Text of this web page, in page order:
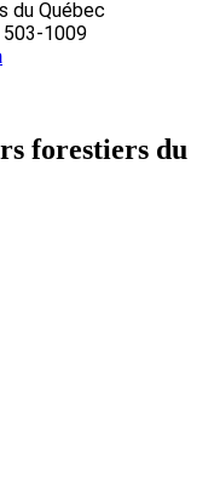
du Québec
503-1009
forestiers du